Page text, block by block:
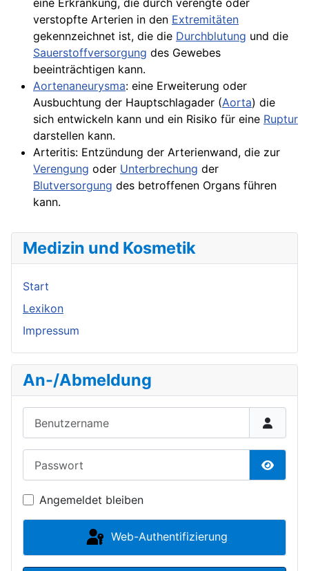
eine Erkrankung, die durch verengte oder
verstopfte Arterien in den Extremitäten
gekennzeichnet ist, die die Durchblutung und die
Sauerstoffversorgung des Gewebes
beeinträchtigen kann.
Aortenaneurysma: eine Erweiterung oder
Ausbuchtung der Hauptschlagader (Aorta) die
sich entwickeln kann und ein Risiko für eine Ruptur
darstellen kann.
Arteritis: Entzündung der Arterienwand, die zur
Verengung oder Unterbrechung der
Blutversorgung des betroffenen Organs führen
kann.
Medizin und Kosmetik
Start
Lexikon
Impressum
An-/Abmeldung
Angemeldet bleiben
Web-Authentifizierung